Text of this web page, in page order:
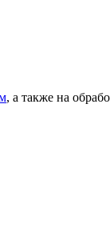
, а также на